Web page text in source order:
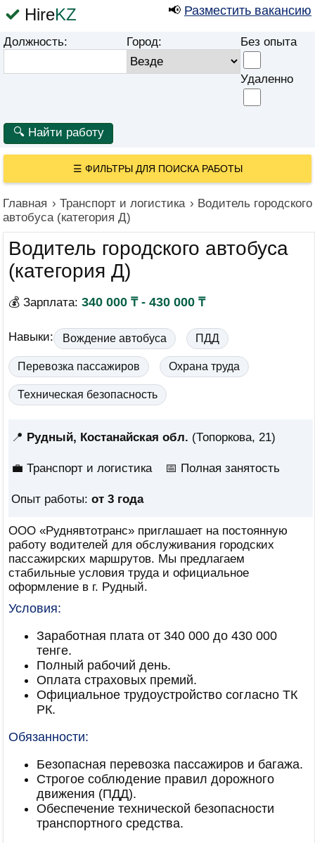
HireKZ 📢 Разместить вакансию
Должность: Город: Без опыта
Удаленно
☰ ФИЛЬТРЫ ДЛЯ ПОИСКА РАБОТЫ
Главная › Транспорт и логистика › Водитель городского
автобуса (категория Д)
Водитель городского автобуса
(категория Д)
💰 Зарплата: 340 000 ₸ - 430 000 ₸
Навыки: Вождение автобуса ПДД
Перевозка пассажиров Охрана труда
Техническая безопасность
📍 Рудный, Костанайская обл. (Топоркова, 21)
💼 Транспорт и логистика 📅 Полная занятость
Опыт работы: от 3 года
ООО «Руднявтотранс» приглашает на постоянную
работу водителей для обслуживания городских
пассажирских маршрутов. Мы предлагаем
стабильные условия труда и официальное
оформление в г. Рудный.
Условия:
Заработная плата от 340 000 до 430 000
тенге.
Полный рабочий день.
Оплата страховых премий.
Официальное трудоустройство согласно ТК
РК.
Обязанности:
Безопасная перевозка пассажиров и багажа.
Строгое соблюдение правил дорожного
движения (ПДД).
Обеспечение технической безопасности
транспортного средства.